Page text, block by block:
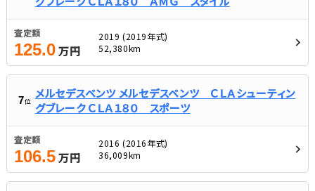
査定額
125.0万円
2019 (2019年式)
52,380km
7位
メルセデスベンツ メルセデスベンツ ＣＬＡシューティン
グブレーク ＣＬＡ１８０ スポーツ
査定額
106.5万円
2016 (2016年式)
36,009km